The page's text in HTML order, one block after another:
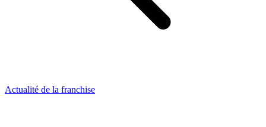
Actualité de la franchise